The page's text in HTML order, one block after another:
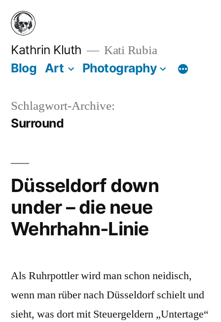
Zum
Inhalt
springen
Kathrin Kluth Kati Rubia
Blog Art Photography
Schlagwort-Archive:
Surround
Düsseldorf down
under – die neue
Wehrhahn-Linie
Als Ruhrpottler wird man schon neidisch,
wenn man rüber nach Düsseldorf schielt und
sieht, was dort mit Steuergeldern „Untertage“